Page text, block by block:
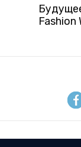
Fashion